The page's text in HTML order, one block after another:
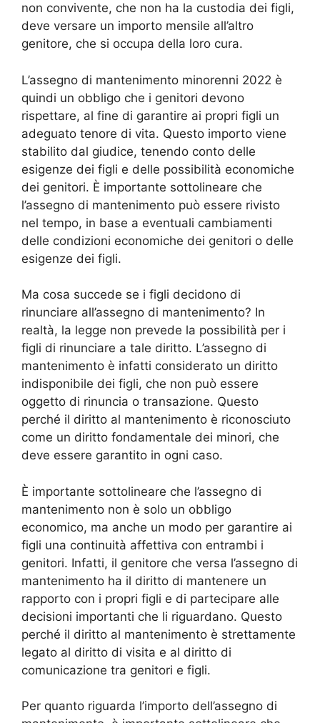
non convivente, che non ha la custodia dei figli,
deve versare un importo mensile all’altro
genitore, che si occupa della loro cura.
L’assegno di mantenimento minorenni 2022 è
quindi un obbligo che i genitori devono
rispettare, al fine di garantire ai propri figli un
adeguato tenore di vita. Questo importo viene
stabilito dal giudice, tenendo conto delle
esigenze dei figli e delle possibilità economiche
dei genitori. È importante sottolineare che
l’assegno di mantenimento può essere rivisto
nel tempo, in base a eventuali cambiamenti
delle condizioni economiche dei genitori o delle
esigenze dei figli.
Ma cosa succede se i figli decidono di
rinunciare all’assegno di mantenimento? In
realtà, la legge non prevede la possibilità per i
figli di rinunciare a tale diritto. L’assegno di
mantenimento è infatti considerato un diritto
indisponibile dei figli, che non può essere
oggetto di rinuncia o transazione. Questo
perché il diritto al mantenimento è riconosciuto
come un diritto fondamentale dei minori, che
deve essere garantito in ogni caso.
È importante sottolineare che l’assegno di
mantenimento non è solo un obbligo
economico, ma anche un modo per garantire ai
figli una continuità affettiva con entrambi i
genitori. Infatti, il genitore che versa l’assegno di
mantenimento ha il diritto di mantenere un
rapporto con i propri figli e di partecipare alle
decisioni importanti che li riguardano. Questo
perché il diritto al mantenimento è strettamente
legato al diritto di visita e al diritto di
comunicazione tra genitori e figli.
Per quanto riguarda l’importo dell’assegno di